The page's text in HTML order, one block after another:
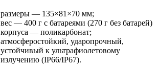
размеры — 135×81×70 мм;
вес — 400 г с батареями (270 г без батарей)
корпуса — поликарбонат;
атмосферостойкий, ударопрочный,
устойчивый к ультрафиолетовому
излучению (IP66/IP67).